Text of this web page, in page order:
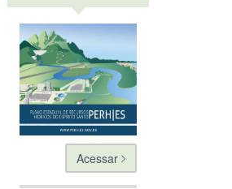
Acessar